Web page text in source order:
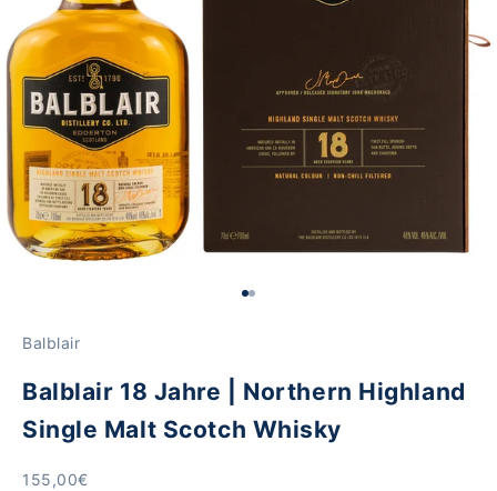
Gehe zu Element 1
Gehe zu Element 2
Balblair
Balblair 18 Jahre | Northern Highland
Single Malt Scotch Whisky
Angebot
155,00€